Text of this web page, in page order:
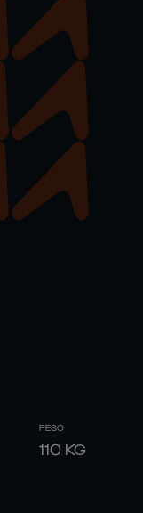
PESO
110 KG